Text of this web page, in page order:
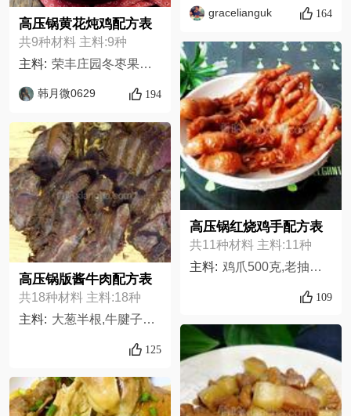
高压锅黄花炖鸡配方表
共9种材料 主料:9种
主料: 荣丰庄园冬枣果园散养老母鸡一只（两斤）,大荔特产黄花菜100克,木耳50克,杏鲍菇六根,花椒叶葱两段,姜一块,干花椒半汤匙,白酒一汤匙,盐老抽生抽五香粉料酒食用油按量
韩月微0629 194
高压锅版酱牛肉配方表
共18种材料 主料:18种
主料: 大葱半根,牛腱子1000克,丁香2-,盐10克,冰糖15克,陈皮少许,干辣椒2个,料酒2大勺,花椒10粒,酱豆腐2块,豆瓣辣酱1大勺,老汤1碗,大料一颗,黄豆酱2大勺,香叶4-,姜片6-,生抽2大勺,老抽1勺
125
gracelianguk 164
高压锅红烧鸡手配方表
共11种材料 主料:11种
主料: 鸡爪500克,老抽适量,蚝油少许,蒜10克,姜10克,葱10克,料酒20克,八角3瓣,白糖20克,生抽20克,盐适量,
109